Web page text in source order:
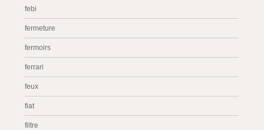
febi
fermeture
fermoirs
ferrari
feux
fiat
filtre